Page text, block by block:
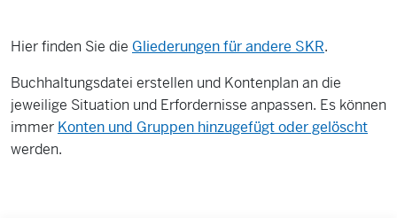
Hier finden Sie die Gliederungen für andere SKR.
Buchhaltungsdatei erstellen und Kontenplan an die
jeweilige Situation und Erfordernisse anpassen. Es können
immer Konten und Gruppen hinzugefügt oder gelöscht
werden.